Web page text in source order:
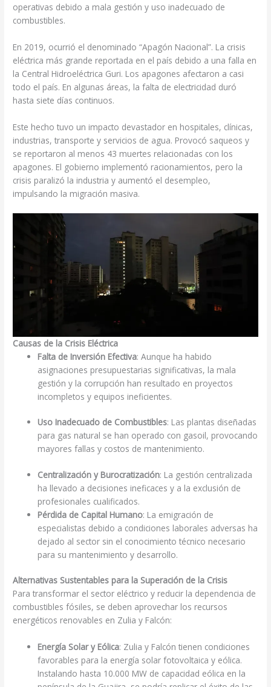
operativas debido a mala gestión y uso inadecuado de
combustibles.
En 2019, ocurrió el denominado “Apagón Nacional”. La crisis
eléctrica más grande reportada en el país debido a una falla en
la Central Hidroeléctrica Guri. Los apagones afectaron a casi
todo el país. En algunas áreas, la falta de electricidad duró
hasta siete días continuos.
Este hecho tuvo un impacto devastador en hospitales, clínicas,
industrias, transporte y servicios de agua. Provocó saqueos y
se reportaron al menos 43 muertes relacionadas con los
apagones. El gobierno implementó racionamientos, pero la
crisis paralizó la industria y aumentó el desempleo,
impulsando la migración masiva.
Causas de la Crisis Eléctrica
Falta de Inversión Efectiva: Aunque ha habido
asignaciones presupuestarias significativas, la mala
gestión y la corrupción han resultado en proyectos
incompletos y equipos ineficientes.
Uso Inadecuado de Combustibles: Las plantas diseñadas
para gas natural se han operado con gasoil, provocando
mayores fallas y costos de mantenimiento.
Centralización y Burocratización: La gestión centralizada
ha llevado a decisiones ineficaces y a la exclusión de
profesionales cualificados.
Pérdida de Capital Humano: La emigración de
especialistas debido a condiciones laborales adversas ha
dejado al sector sin el conocimiento técnico necesario
para su mantenimiento y desarrollo.
Alternativas Sustentables para la Superación de la Crisis
Para transformar el sector eléctrico y reducir la dependencia de
combustibles fósiles, se deben aprovechar los recursos
energéticos renovables en Zulia y Falcón:
Energía Solar y Eólica: Zulia y Falcón tienen condiciones
favorables para la energía solar fotovoltaica y eólica.
Instalando hasta 10.000 MW de capacidad eólica en la